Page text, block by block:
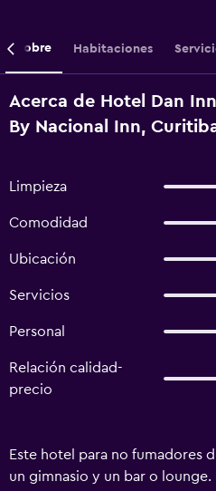
Sobre Habitaciones
Acerca de Hotel Dan
By Nacional Inn,
Limpieza
Comodidad
Ubicación
Servicios
Personal
Relación calidad-
precio
Este hotel para no fumadores
un gimnasio y un bar o